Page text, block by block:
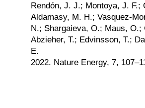
Rendón, J. J.; Montoya, J.
Aldamasy, M. H.; Vasquez-
N.; Shargaieva, O.; Maus,
Abzieher, T.; Edvinsson, T.;
E.
2022. Nature Energy, 7,